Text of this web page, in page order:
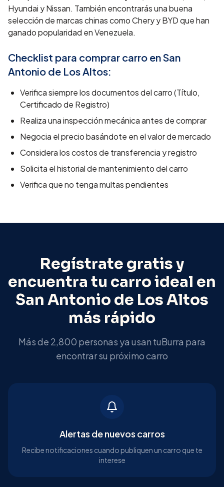
Hyundai y Nissan. También encontrarás una buena
selección de marcas chinas como Chery y BYD que han
ganado popularidad en Venezuela.
Checklist para comprar carro enSan
Antonio de Los Altos:
Verifica siempre los documentos del carro (Título,
Certificado de Registro)
Realiza una inspección mecánica antes de comprar
Negocia el precio basándote en el valor de mercado
Considera los costos de transferencia y registro
Solicita el historial de mantenimiento del carro
Verifica que no tenga multas pendientes
Regístrate gratis y
encuentra tu carro ideal en
San Antonio de Los Altos
más rápido
Más de 2,800 personas ya usan tuBurra para
encontrar su próximo carro
Alertas de nuevos carros
Recibe notificaciones cuando publiquen un carro que te
interese